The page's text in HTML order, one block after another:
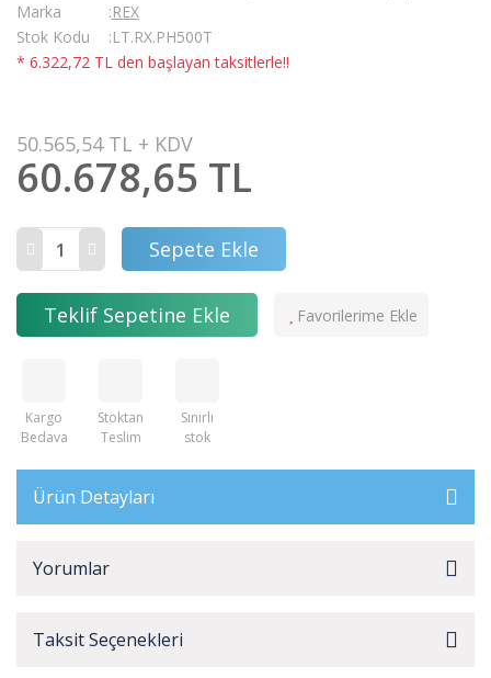
Marka
REX
Stok Kodu
LT.RX.PH500T
* 6.322,72 TL den başlayan taksitlerle!!
50.565,54 TL + KDV
60.678,65 TL
Sepete Ekle
Teklif Sepetine Ekle
Kargo
Bedava
Stoktan
Teslim
Sınırlı
stok
Ürün Detayları
Yorumlar
Taksit Seçenekleri